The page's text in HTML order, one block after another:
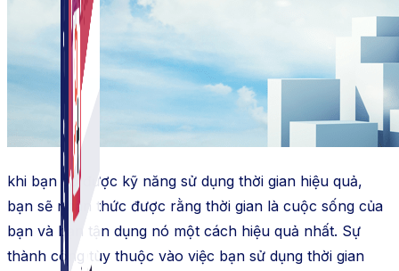
khi bạn có được kỹ năng sử dụng thời gian hiệu quả,
bạn sẽ nhận thức được rằng thời gian là cuộc sống của
bạn và bạn tận dụng nó một cách hiệu quả nhất. Sự
thành công tùy thuộc vào việc bạn sử dụng thời gian